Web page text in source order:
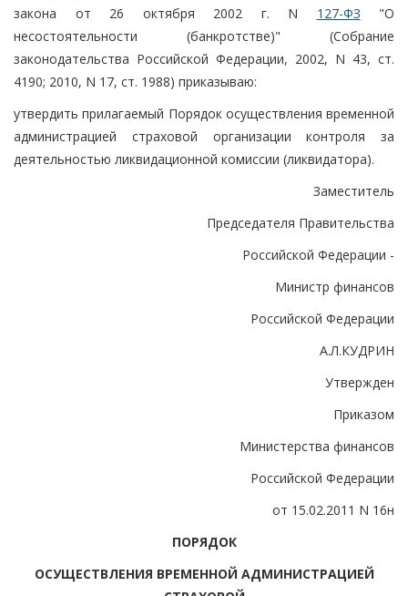
закона от 26 октября 2002 г. N 127-ФЗ "О
несостоятельности (банкротстве)" (Собрание
законодательства Российской Федерации, 2002, N 43, ст.
4190; 2010, N 17, ст. 1988) приказываю:
утвердить прилагаемый Порядок осуществления временной
администрацией страховой организации контроля за
деятельностью ликвидационной комиссии (ликвидатора).
Заместитель
Председателя Правительства
Российской Федерации -
Министр финансов
Российской Федерации
А.Л.КУДРИН
Утвержден
Приказом
Министерства финансов
Российской Федерации
от 15.02.2011 N 16н
ПОРЯДОК
ОСУЩЕСТВЛЕНИЯ ВРЕМЕННОЙ АДМИНИСТРАЦИЕЙ